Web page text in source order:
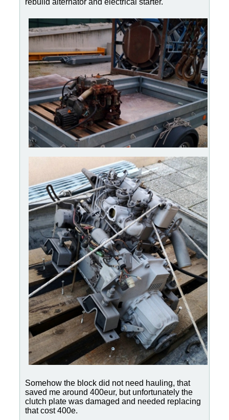
Somehow the block did not need hauling, that
saved me around 400eur, but unfortunately the
clutch plate was damaged and needed replacing
that cost 400e.